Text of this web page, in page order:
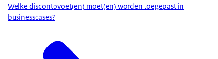
Welke discontovoet(en) moet(en) worden toegepast in
businesscases?